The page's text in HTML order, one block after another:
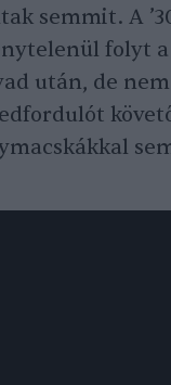
semmit. A
folyt a
után, de